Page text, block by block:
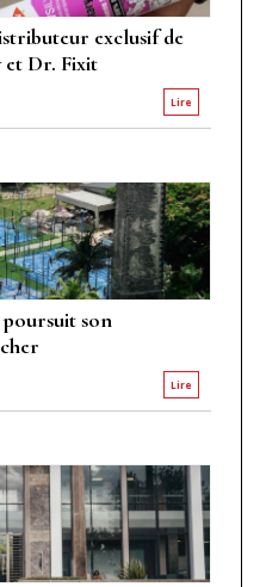
exclusif de
et Dr. Fixit
Lire
son
Lire